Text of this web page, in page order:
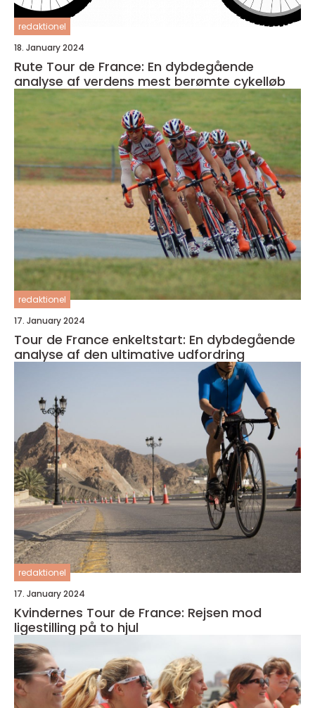
redaktionel
18. January 2024
Rute Tour de France: En dybdegående
analyse af verdens mest berømte cykelløb
redaktionel
17. January 2024
Tour de France enkeltstart: En dybdegående
analyse af den ultimative udfordring
redaktionel
17. January 2024
Kvindernes Tour de France: Rejsen mod
ligestilling på to hjul